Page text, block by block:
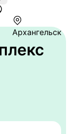
Архангельск